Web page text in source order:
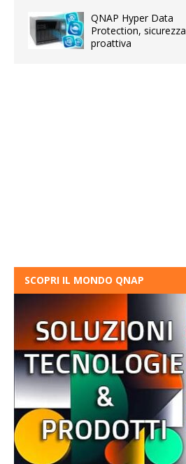
QNAP Hyper Data
Protection, sicurezza
proattiva
SCOPRI IL MONDO QNAP